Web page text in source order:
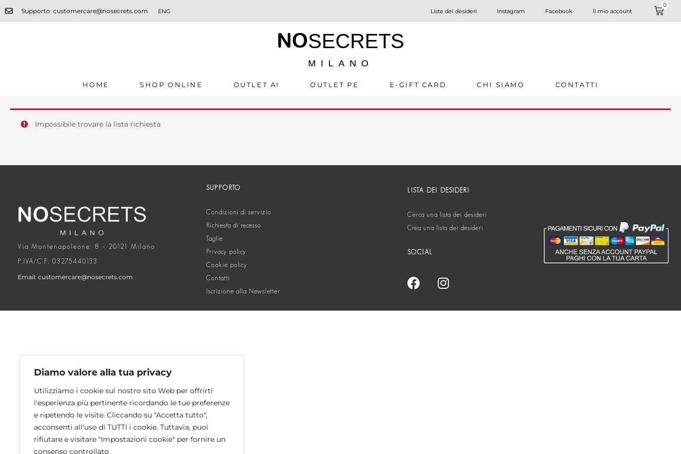
Diamo valore alla tua privacy
Utilizziamo i cookie sul nostro sito Web per offrirti
l'esperienza più pertinente ricordando le tue preferenze
e ripetendo le visite. Cliccando su "Accetta tutto",
acconsenti all'uso di TUTTI i cookie. Tuttavia, puoi
rifiutare e visitare "Impostazioni cookie" per fornire un
consenso controllato
Supporto: customercare@nosecrets.com ENG Liste dei desideri Instagram Facebook Il mio account
0
NOSECRETS
MILANO
HOME SHOP ONLINE OUTLET AI OUTLET PE E-GIFT CARD CHI SIAMO CONTATTI
Impossibile trovare la lista richiesta
Via Montenapoleone, 8 – 20121 Milano
P.IVA/C.F. 03275440133
Email: customercare@nosecrets.com
SUPPORTO
Condizioni di servizio
Richiesta di recesso
Taglie
Privacy policy
Cookie policy
Contatti
Iscrizione alla Newsletter
LISTA DEI DESIDERI
Cerca una lista dei desideri
Crea una lista dei desideri
SOCIAL